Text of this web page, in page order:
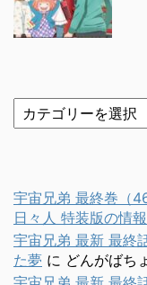
宇宙兄弟 最終巻（
日々人 特装版の情報
宇宙兄弟 最新 最終
た夢 に どんがばちょ